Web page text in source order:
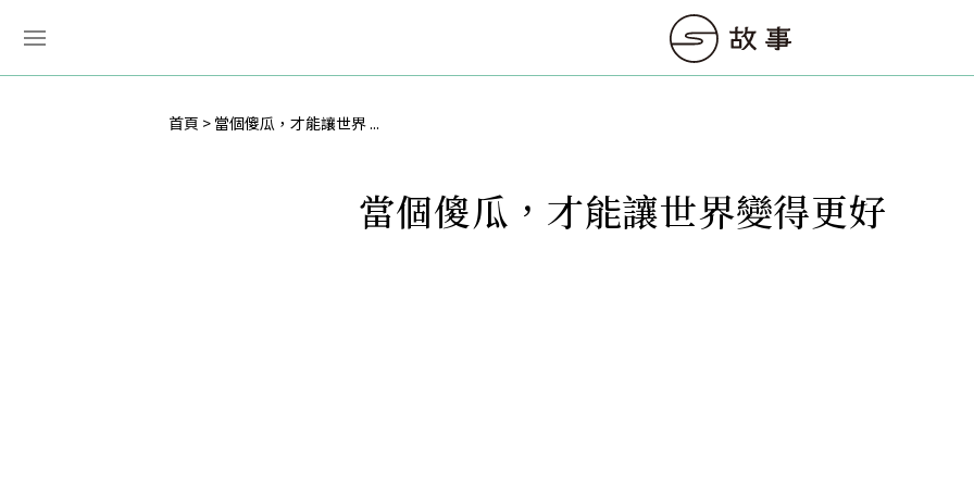
首頁 當個傻瓜，才能讓世界 ...
當個傻瓜，才能讓世界變得更好